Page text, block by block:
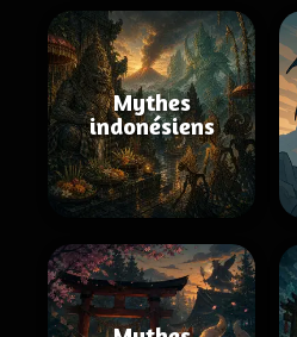
Mythes
indonésiens